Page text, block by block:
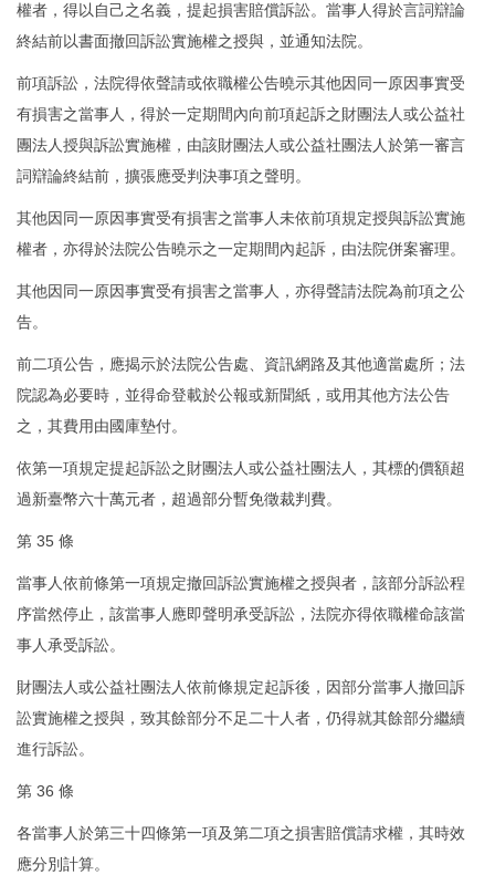
權者，得以自己之名義，提起損害賠償訴訟。當事人得於言詞辯論
終結前以書面撤回訴訟實施權之授與，並通知法院。
前項訴訟，法院得依聲請或依職權公告曉示其他因同一原因事實受
有損害之當事人，得於一定期間內向前項起訴之財團法人或公益社
團法人授與訴訟實施權，由該財團法人或公益社團法人於第一審言
詞辯論終結前，擴張應受判決事項之聲明。
其他因同一原因事實受有損害之當事人未依前項規定授與訴訟實施
權者，亦得於法院公告曉示之一定期間內起訴，由法院併案審理。
其他因同一原因事實受有損害之當事人，亦得聲請法院為前項之公
告。
前二項公告，應揭示於法院公告處、資訊網路及其他適當處所；法
院認為必要時，並得命登載於公報或新聞紙，或用其他方法公告
之，其費用由國庫墊付。
依第一項規定提起訴訟之財團法人或公益社團法人，其標的價額超
過新臺幣六十萬元者，超過部分暫免徵裁判費。
第 35 條
當事人依前條第一項規定撤回訴訟實施權之授與者，該部分訴訟程
序當然停止，該當事人應即聲明承受訴訟，法院亦得依職權命該當
事人承受訴訟。
財團法人或公益社團法人依前條規定起訴後，因部分當事人撤回訴
訟實施權之授與，致其餘部分不足二十人者，仍得就其餘部分繼續
進行訴訟。
第 36 條
各當事人於第三十四條第一項及第二項之損害賠償請求權，其時效
應分別計算。